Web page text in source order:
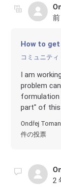
前
How to get
コミュニティ
I am
problem
formulation
part" of this
Ondřej Toman
件の投票
2